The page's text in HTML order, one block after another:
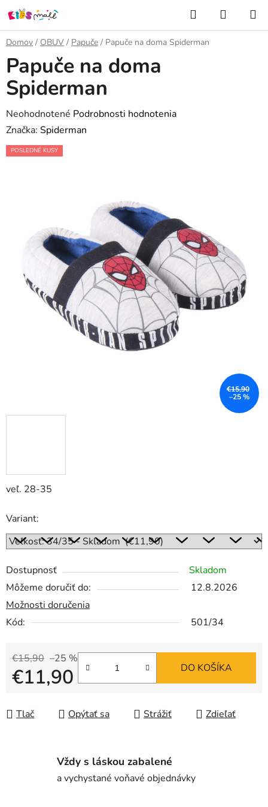
Prejsť
na
obsah
Hľadať
KOŠÍK
Domov / OBUV / Papuče / Papuče na doma Spiderman
veľ. 28-35
Variant:
Dostupnosť
Skladom
Môžeme doručiť do:
12.8.2026
Možnosti doručenia
Kód:
501/34
€15,90 –25 %
€11,90 DO KOŠÍKA
Tlač Opýtať sa Strážiť Zdieľať
Papuče na doma
Spiderman
Priemerné
hodnotenie
produktu
hviezdičiek.
Neohodnotené Podrobnosti hodnotenia
Značka: Spiderman
POSLEDNÉ KUSY
€15,90
–25 %
Vždy s láskou zabalené
a vychystané voňavé objednávky